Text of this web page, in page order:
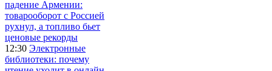
падение Армении:
товарооборот с Россией
рухнул, а топливо бьет
ценовые рекорды
12:30 Электронные
библиотеки: почему